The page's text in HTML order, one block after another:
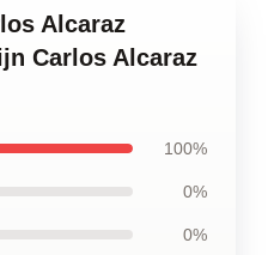
Alcaraz
Carlos Alcaraz
100%
0%
0%